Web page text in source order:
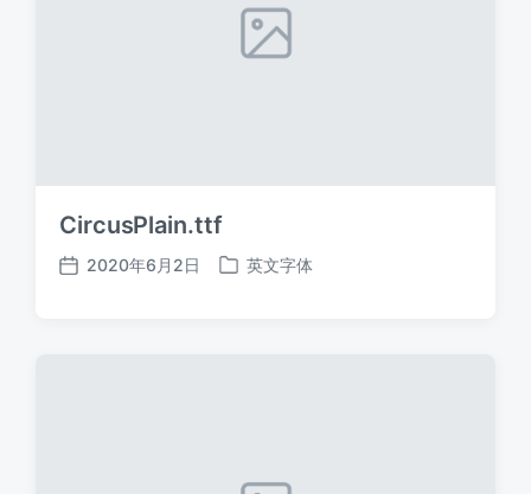
CircusPlain.ttf
发
2020年6月2日
发
英文字体